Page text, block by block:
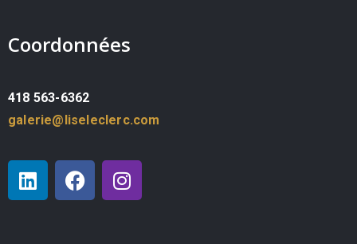
Coordonnées
418 563-6362
galerie@liseleclerc.com